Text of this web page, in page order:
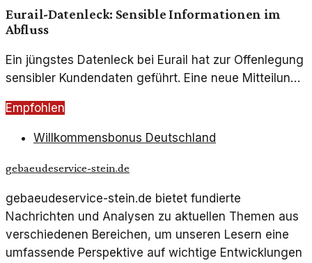
die eine nachhaltige Zukunft gestalten.
Eurail-Datenleck: Sensible Informationen im
Abfluss
Ein jüngstes Datenleck bei Eurail hat zur Offenlegung
sensibler Kundendaten geführt. Eine neue Mitteilung
Fragen zur Datensicherheit aufwirft.
Empfohlen
Willkommensbonus Deutschland
gebaeudeservice-stein.de
gebaeudeservice-stein.de bietet fundierte
Nachrichten und Analysen zu aktuellen Themen aus
verschiedenen Bereichen, um unseren Lesern eine
umfassende Perspektive auf wichtige Entwicklungen